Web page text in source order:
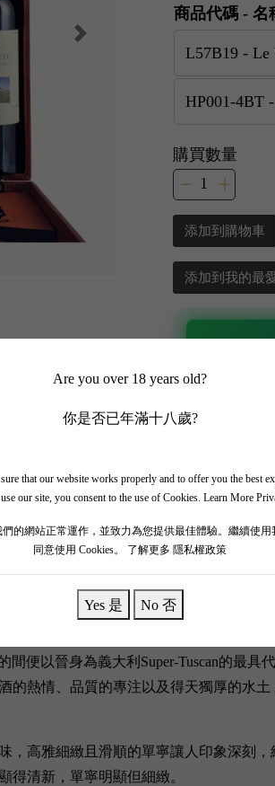
Are you over 18 years old?
你是否已年滿十八歲?
that our website works properly and to offer you the best
our site, you consent to the use of Cookies. Learn More
們的網站正常運作，並致力為您提供最佳體驗。繼續使
同意使用 Cookies。 了解更多 隱私權政策
Yes 是 No 否
商品代碼 - 名
購買數量
添加到購物車
添加到我的最
📲 加入
✨ 追蹤我哋頻
🎁 即刻接收
便以晉身為義大利Super-Tuscan的最具
的熱情、品質的專注以及得天獨厚的水
，高雅細緻且滑順的單寧讓人印象深刻
得清新，單寧明顯但細緻。